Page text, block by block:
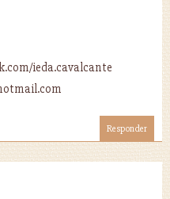
ieda.cavalcante
Responder